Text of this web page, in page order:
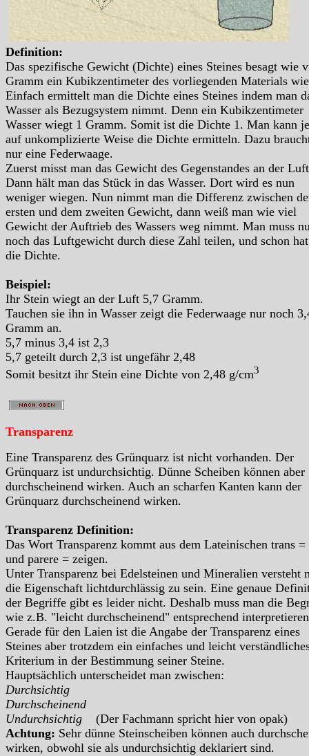
Definition:
Das spezifische Gewicht (Dichte) eines Steines besagt wie
Gramm ein Kubikzentimeter des vorliegenden Materials
Einfach ermittelt man die Dichte eines Steines indem man
Wasser als Bezugsystem nimmt. Denn ein Kubikzentimeter
Wasser wiegt 1 Gramm. Somit ist die Dichte 1. Man kann
auf unkomplizierte Weise die Dichte ermitteln. Dazu
nur eine Federwaage.
Zuerst misst man das Gewicht des Gegenstandes an der
Dann hält man das Stück in das Wasser. Dort wird es nun
weniger wiegen. Nun nimmt man die Differenz zwischen
ersten und dem zweiten Gewicht, dann weiß man wie viel
Gewicht der Auftrieb des Wassers weg nimmt. Man muss
noch das Luftgewicht durch diese Zahl teilen, und schon
die Dichte.
Beispiel:
Ihr Stein wiegt an der Luft 5,7 Gramm.
Tauchen sie ihn in Wasser zeigt die Federwaage nur noch
Gramm an.
5,7 minus 3,4 ist 2,3
5,7 geteilt durch 2,3 ist ungefähr 2,48
Somit besitzt ihr Stein eine Dichte von 2,48 g/cm3
Transparenz
Eine Transparenz des Grünquarz ist nicht vorhanden. Der
Grünquarz ist undurchsichtig. Dünne Scheiben können aber
durchscheinend wirken. Auch an scharfen Kanten kann der
Grünquarz durchscheinend wirken.
Transparenz Definition:
Das Wort Transparenz kommt aus dem Lateinischen trans =
und parere = zeigen.
Unter Transparenz bei Edelsteinen und Mineralien versteht
die Eigenschaft lichtdurchlässig zu sein. Eine genaue
der Begriffe gibt es leider nicht. Deshalb muss man die
wie z.B. "leicht durchscheinend" entsprechend
Gerade für den Laien ist die Angabe der Transparenz eines
Steines aber trotzdem ein einfaches und leicht
Kriterium in der Bestimmung seiner Steine.
Hauptsächlich unterscheidet man zwischen:
Durchsichtig
Durchscheinend
Undurchsichtig (Der Fachmann spricht hier von opak)
Achtung: Sehr dünne Steinscheiben können auch
wirken, obwohl sie als undurchsichtig deklariert sind.